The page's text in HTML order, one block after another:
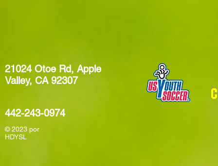
21024 Otoe Rd, Apple
Valley, CA 92307
442-243-0974
© 2023 por
HDYSL